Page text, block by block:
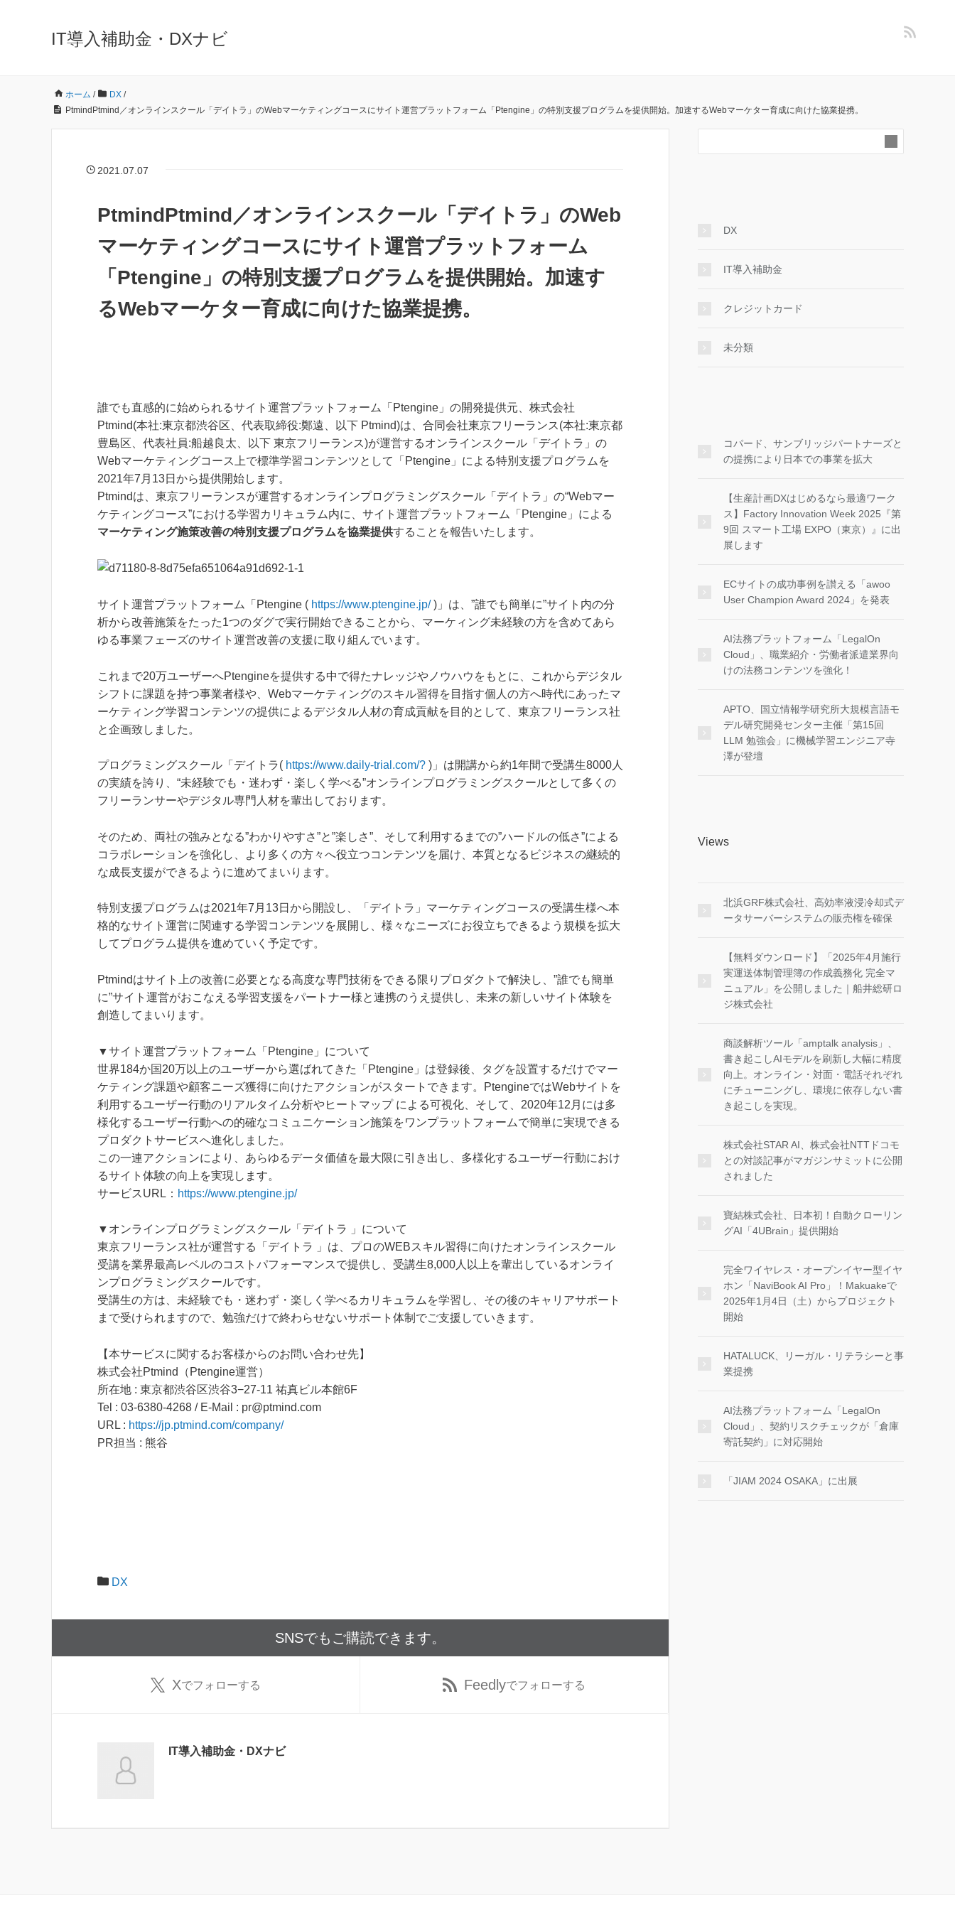
IT導入補助金・DXナビ
ホーム / DX /
PtmindPtmind／オンラインスクール「デイトラ」のWebマーケティングコースにサイト運営プラットフォーム「Ptengine」の特別支援プログラムを提供開始。加速するWebマーケター育成に向けた協業提携。
2021.07.07
PtmindPtmind／オンラインスクール「デイトラ」のWeb
マーケティングコースにサイト運営プラットフォーム
「Ptengine」の特別支援プログラムを提供開始。加速す
るWebマーケター育成に向けた協業提携。
誰でも直感的に始められるサイト運営プラットフォーム「Ptengine」の開発提供元、株式会社
Ptmind(本社:東京都渋谷区、代表取締役:鄭遠、以下 Ptmind)は、合同会社東京フリーランス(本社:東京都
豊島区、代表社員:船越良太、以下 東京フリーランス)が運営するオンラインスクール「デイトラ」の
Webマーケティングコース上で標準学習コンテンツとして「Ptengine」による特別支援プログラムを
2021年7月13日から提供開始します。
Ptmindは、東京フリーランスが運営するオンラインプログラミングスクール「デイトラ」の“Webマー
ケティングコース”における学習カリキュラム内に、サイト運営プラットフォーム「Ptengine」による
マーケティング施策改善の特別支援プログラムを協業提供することを報告いたします。
サイト運営プラットフォーム「Ptengine ( https://www.ptengine.jp/)」は、”誰でも簡単に”サイト内の分
析から改善施策をたった1つのダグで実行開始できることから、マーケィング未経験の方を含めてあら
ゆる事業フェーズのサイト運営改善の支援に取り組んでいます。
これまで20万ユーザーへPtengineを提供する中で得たナレッジやノウハウをもとに、これからデジタル
シフトに課題を持つ事業者様や、Webマーケティングのスキル習得を目指す個人の方へ時代にあったマ
ーケティング学習コンテンツの提供によるデジタル人材の育成貢献を目的として、東京フリーランス社
と企画致しました。
プログラミングスクール「デイトラ( https://www.daily-trial.com/? )」は開講から約1年間で受講生8000人
の実績を誇り、“未経験でも・迷わず・楽しく学べる”オンラインプログラミングスクールとして多くの
フリーランサーやデジタル専門人材を輩出しております。
そのため、両社の強みとなる”わかりやすさ”と”楽しさ”、そして利用するまでの”ハードルの低さ”による
コラボレーションを強化し、より多くの方々へ役立つコンテンツを届け、本質となるビジネスの継続的
な成長支援ができるように進めてまいります。
特別支援プログラムは2021年7月13日から開設し、「デイトラ」マーケティングコースの受講生様へ本
格的なサイト運営に関連する学習コンテンツを展開し、様々なニーズにお役立ちできるよう規模を拡大
してプログラム提供を進めていく予定です。
Ptmindはサイト上の改善に必要となる高度な専門技術をできる限りプロダクトで解決し、”誰でも簡単
に”サイト運営がおこなえる学習支援をパートナー様と連携のうえ提供し、未来の新しいサイト体験を
創造してまいります。
▼サイト運営プラットフォーム「Ptengine」について
世界184か国20万以上のユーザーから選ばれてきた「Ptengine」は登録後、タグを設置するだけでマー
ケティング課題や顧客ニーズ獲得に向けたアクションがスタートできます。PtengineではWebサイトを
利用するユーザー行動のリアルタイム分析やヒートマップ による可視化、そして、2020年12月には多
様化するユーザー行動への的確なコミュニケーション施策をワンプラットフォームで簡単に実現できる
プロダクトサービスへ進化しました。
この一連アクションにより、あらゆるデータ価値を最大限に引き出し、多様化するユーザー行動におけ
るサイト体験の向上を実現します。
サービスURL： https://www.ptengine.jp/
▼オンラインプログラミングスクール「デイトラ 」について
東京フリーランス社が運営する「デイトラ 」は、プロのWEBスキル習得に向けたオンラインスクール
受講を業界最高レベルのコストパフォーマンスで提供し、受講生8,000人以上を輩出しているオンライ
ンプログラミングスクールです。
受講生の方は、未経験でも・迷わず・楽しく学べるカリキュラムを学習し、その後のキャリアサポート
まで受けられますので、勉強だけで終わらせないサポート体制でご支援していきます。
【本サービスに関するお客様からのお問い合わせ先】
株式会社Ptmind（Ptengine運営）
所在地 : 東京都渋谷区渋谷3−27-11 祐真ビル本館6F
Tel : 03-6380-4268 / E-Mail : pr@ptmind.com
URL : https://jp.ptmind.com/company/
PR担当 : 熊谷
DX
SNSでもご購読できます。
Xでフォローする Feedlyでフォローする
IT導入補助金・DXナビ
DX
IT導入補助金
クレジットカード
未分類
コパード、サンブリッジパートナーズと
の提携により日本での事業を拡大
【生産計画DXはじめるなら最適ワーク
ス】Factory Innovation Week 2025『第
9回 スマート工場 EXPO（東京）』に出
展します
ECサイトの成功事例を讃える「awoo
User Champion Award 2024」を発表
AI法務プラットフォーム「LegalOn
Cloud」、職業紹介・労働者派遣業界向
けの法務コンテンツを強化！
APTO、国立情報学研究所大規模言語モ
デル研究開発センター主催「第15回
LLM 勉強会」に機械学習エンジニア寺
澤が登壇
Views
北浜GRF株式会社、高効率液浸冷却式デ
ータサーバーシステムの販売権を確保
【無料ダウンロード】「2025年4月施行
実運送体制管理簿の作成義務化 完全マ
ニュアル」を公開しました｜船井総研ロ
ジ株式会社
商談解析ツール「amptalk analysis」、
書き起こしAIモデルを刷新し大幅に精度
向上。オンライン・対面・電話それぞれ
にチューニングし、環境に依存しない書
き起こしを実現。
株式会社STAR AI、株式会社NTTドコモ
との対談記事がマガジンサミットに公開
されました
寶結株式会社、日本初！自動クローリン
グAI「4UBrain」提供開始
完全ワイヤレス・オープンイヤー型イヤ
ホン「NaviBook AI Pro」！Makuakeで
2025年1月4日（土）からプロジェクト
開始
HATALUCK、リーガル・リテラシーと事
業提携
AI法務プラットフォーム「LegalOn
Cloud」、契約リスクチェックが「倉庫
寄託契約」に対応開始
「JIAM 2024 OSAKA」に出展